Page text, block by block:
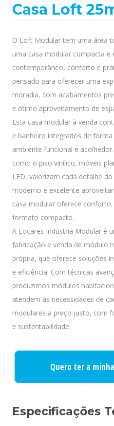
Casa Loft
O Loft Modular tem uma área
uma casa modular compacta e
contemporâneo, conforto e
pensado para oferecer uma
moradia, com acabamentos
e ótimo aproveitamento de
Esta casa modular à venda
e banheiro integrados de
ambiente funcional e
como o piso vinílico, móveis
LED, valorizam cada detalhe
moderno e excelente
casa modular oferece
formato compacto.
A Locares Indústria Modular é
fabricação e venda de módulo
própria, que oferece soluções
e eficiência. Com técnicas
produzimos módulos
atendem às necessidades de
modulares a preço justo, com
e sustentabilidade.
Quero ter a
Especificações